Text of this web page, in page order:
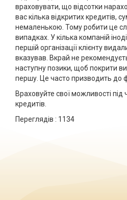
враховувати, що відсотки
вас кілька відкритих кредитів,
немаленькою. Тому робити це
випадках. У кілька компаній
першій організації клієнту
вказував. Вкрай не
наступну позики, щоб покрити
першу. Це часто призводить до
Враховуйте свої можливості
кредитів.
Переглядів : 1134